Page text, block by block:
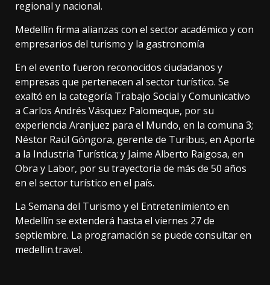
regional y nacional.
Medellín firma alianzas con el sector académico y con
empresarios del turismo y la gastronomía
En el evento fueron reconocidos ciudadanos y
empresas que pertenecen al sector turístico. Se
exaltó en la categoría Trabajo Social y Comunicativo
a Carlos Andrés Vásquez Palomeque, por su
experiencia Aranjuez para el Mundo, en la comuna 3;
Néstor Raúl Góngora, gerente de Turibus, en Aporte
a la Industria Turística; y Jaime Alberto Raigosa, en
Obra y Labor, por su trayectoria de más de 50 años
en el sector turístico en el país.
La Semana del Turismo y el Entretenimiento en
Medellín se extenderá hasta el viernes 27 de
septiembre. La programación se puede consultar en
medellin.travel.